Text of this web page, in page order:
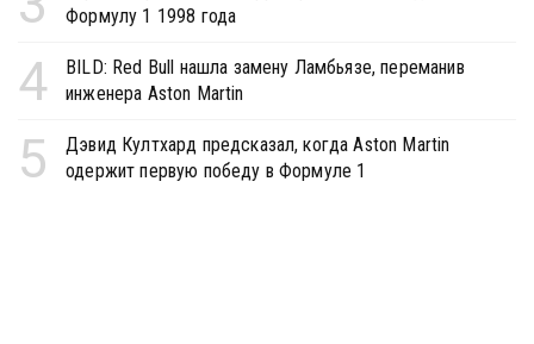
Формулу 1 1998 года
4
BILD: Red Bull нашла замену Ламбьязе, переманив
инженера Aston Martin
5
Дэвид Култхард предсказал, когда Aston Martin
одержит первую победу в Формуле 1